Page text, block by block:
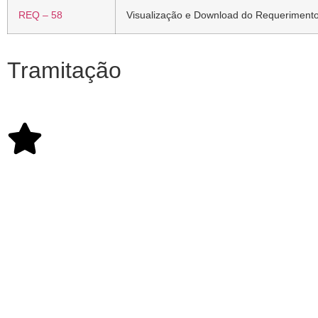
REQ – 58 Visualização e Download do
Tramitação